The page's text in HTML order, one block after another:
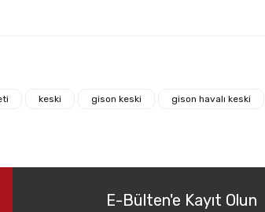
keski gison keski gison havalı keski
E-Bülten'e Kayıt Olun